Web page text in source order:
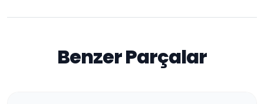
Benzer Parçalar